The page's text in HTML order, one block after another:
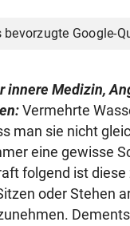
Google-
innere Medizin,
Vermehrte
man sie nicht
eine gewisse
folgend ist
oder Stehen